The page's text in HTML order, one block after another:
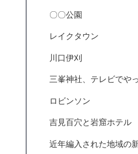
〇〇公園
レイクタウン
川口伊刈
三峯神社、テレビでや
ロビンソン
吉見百穴と岩窟ホテル
近年編入された地域の